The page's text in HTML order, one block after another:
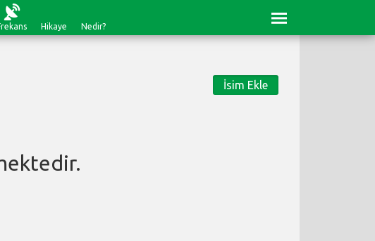
Hikaye Nedir?
İsim Ekle